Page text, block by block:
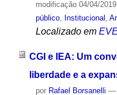
modificação04/04/
público, Institucional ,
Localizado em
CGI e IEA: Um
liberdade e a
por Rafael Borsanelli —